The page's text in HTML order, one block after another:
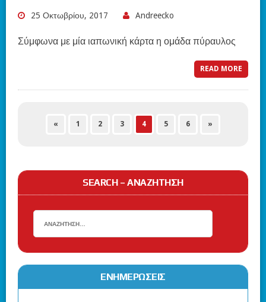
25 Οκτωβρίου, 2017 Andreecko
Σύμφωνα με μία ιαπωνική κάρτα η ομάδα πύραυλος
READ MORE
« 1 2 3 4 5 6 »
SEARCH – ΑΝΑΖΉΤΗΣΗ
ΕΝΗΜΕΡΏΣΕΙΣ